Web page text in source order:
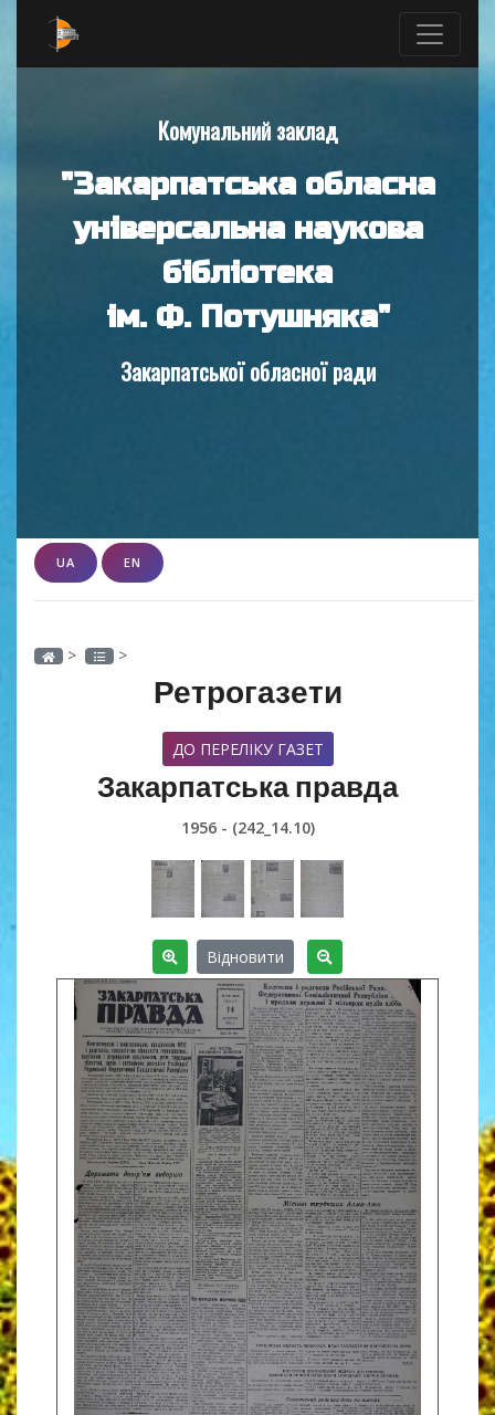
Комунальний заклад
"Закарпатська обласна
універсальна наукова
бібліотека
ім. Ф. Потушняка"
Закарпатської обласної ради
UA EN
> >
Ретрогазети
ДО ПЕРЕЛІКУ ГАЗЕТ
Закарпатська правда
1956 - (242_14.10)
Відновити